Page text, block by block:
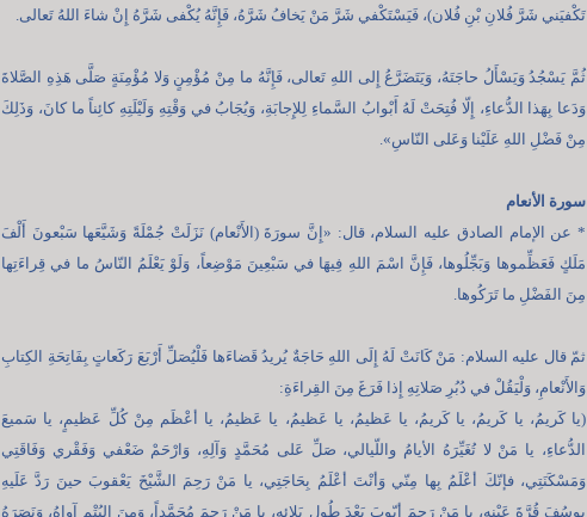
تَكْفيَني شَرَّ فُلانِ بْنِ فُلان)، فَيَسْتَكْفي شَرَّ مَنْ يَخافُ شَرَّهُ، فَإِنَّهُ يُكْفى شَرَّهُ إِنْ شاءَ اللهُ تَعالى.
ثُمَّ يَسْجُدُ وَيَسْأَلُ حاجَتَهُ، وَيَتَضَرَّعُ إِلى اللهِ تَعالى، فَإِنَّهُ ما مِنْ مُؤْمِنٍ وَلا مُؤْمِنَةٍ صَلَّى هَذِهِ الصَّلاةَ
وَدَعا بِهَذا الدُّعاءِ، إِلّا فُتِحَتْ لَهُ أَبْوابُ السَّماءِ لِلإِجابَةِ، وَيُجَابُ في وَقْتِهِ وَلَيْلَتِهِ كائِناً ما كانَ، وَذَلِكَ
مِنْ فَضْلِ اللهِ عَلَيْنا وَعَلى النّاسِ».
سورة الأنعام
* عن الإمام الصادق عليه السلام، قال: «إِنَّ سورَةَ (الأَنْعام) نَزَلَتْ جُمْلَةً وَشَيَّعَها سَبْعونَ أَلْفَ
مَلَكٍ فَعَظِّموها وَبَجِّلُوها، فَإِنَّ اسْمَ اللهِ فِيهَا في سَبْعِينَ مَوْضِعاً، وَلَوْ يَعْلَمُ النّاسُ ما في قِراءَتِها
مِنَ الفَضْلِ ما تَرَكُوها.
ثمّ قال عليه السلام: مَنْ كَانَتْ لَهُ إِلَى اللهِ حَاجَةٌ يُريدُ قَضاءَها فَلْيُصَلِّ أَرْبَعَ رَكَعاتٍ بِفَاتِحَةِ الكِتابِ
وَالأَنْعامِ، وَلْيَقُلْ في دُبُرِ صَلاتِهِ إِذا فَرَغَ مِنَ القِراءَةِ:
(يا كَريمُ، يا كَريمُ، يا كَريمُ، يا عَظيمُ، يا عَظيمُ، يا عَظيمُ، يا أعْظَم مِنْ كُلِّ عَظيمٍ، يا سَميعَ
الدُّعاءِ، يا مَنْ لا تُغَيِّرَهُ الأيامُ واللّيالي، صَلِّ عَلى مُحَمَّدٍ وَآلِهِ، وَارْحَمْ ضَعْفي وَفَقْري وَفَاقَتِي
وَمَسْكَنَتِي، فإنّكَ أعْلَمُ بِها مِنّي وَأنْتَ أعْلَمُ بِحَاجَتِي، يا مَنْ رَحِمَ الشَّيْخَ يَعْقوبَ حينَ رَدَّ عَلَيهِ
يوسُفَ قُرَّةَ عَيْنِهِ، يا مَنْ رَحِمَ أيّوبَ بَعْدَ طُولِ بَلائِهِ، يا مَنْ رَحِمَ مُحَمَّداً، وَمِنَ اليُتْمِ آواهُ، وَنَصَرَهُ